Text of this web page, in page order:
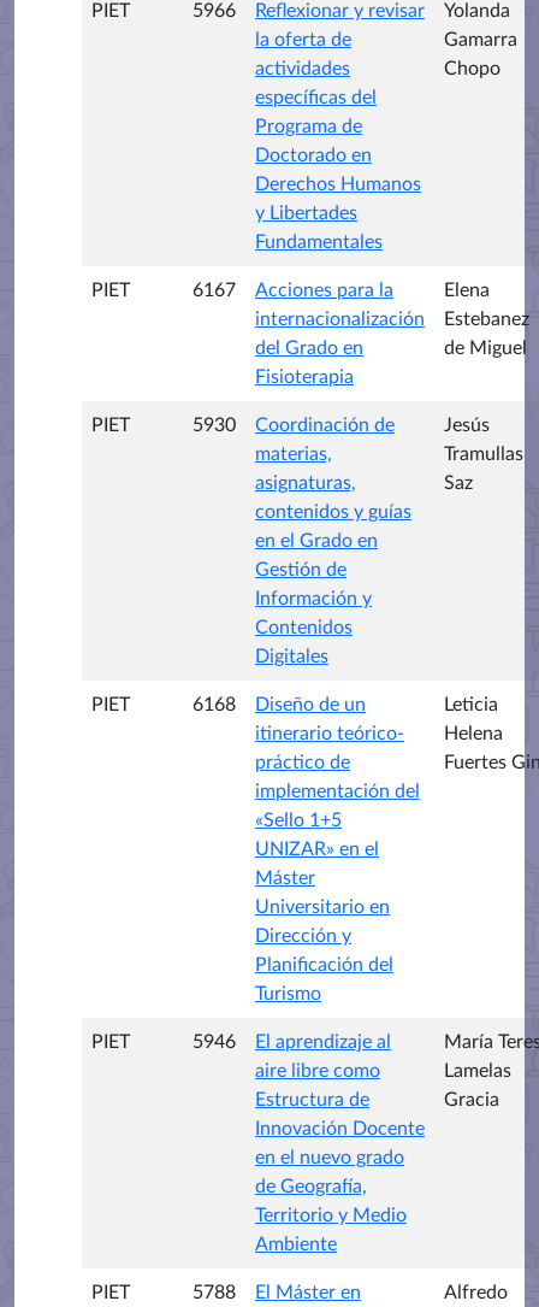
PIET 5966
Reflexionar y revisar
la oferta de
actividades
específicas del
Programa de
Doctorado en
Derechos Humanos
y Libertades
Fundamentales
Yolanda
Gamarra
Chopo
PIET 6167
Acciones para la
internacionalización
del Grado en
Fisioterapia
Elena
Estebanez
de Miguel
PIET 5930
Coordinación de
materias,
asignaturas,
contenidos y guías
en el Grado en
Gestión de
Información y
Contenidos
Digitales
Jesús
Tramullas
Saz
PIET 6168
Diseño de un
itinerario teórico-
práctico de
implementación del
«Sello 1+5
UNIZAR» en el
Máster
Universitario en
Dirección y
Planificación del
Turismo
Leticia
Helena
Fuertes
PIET 5946
El aprendizaje al
aire libre como
Estructura de
Innovación Docente
en el nuevo grado
de Geografía,
Territorio y Medio
Ambiente
María
Lamelas
Gracia
PIET 5788
El Máster en
Alfredo